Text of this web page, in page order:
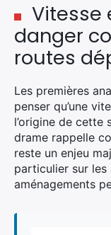
Vitesse
danger
routes
Les premières
penser qu’une
l’origine de
drame rappelle
reste un enjeu
particulier sur les
aménagements